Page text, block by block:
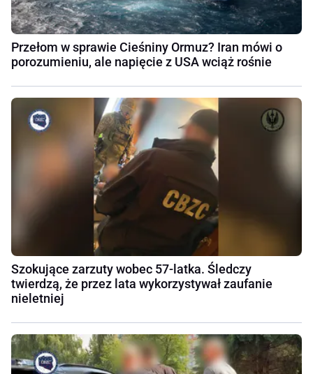
Przełom w sprawie Cieśniny Ormuz? Iran mówi o
porozumieniu, ale napięcie z USA wciąż rośnie
Szokujące zarzuty wobec 57-latka. Śledczy
twierdzą, że przez lata wykorzystywał zaufanie
nieletniej